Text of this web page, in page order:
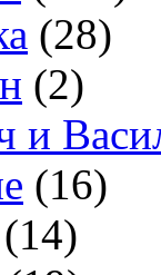
(28)
(2)
и
(16)
(14)